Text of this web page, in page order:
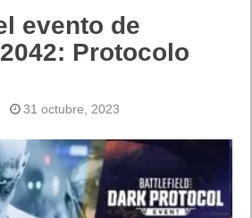
evento de
Protocolo
31 octubre, 2023